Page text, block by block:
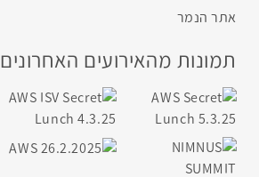
אתר הנמר
תמונות מהאירועים האחרונים